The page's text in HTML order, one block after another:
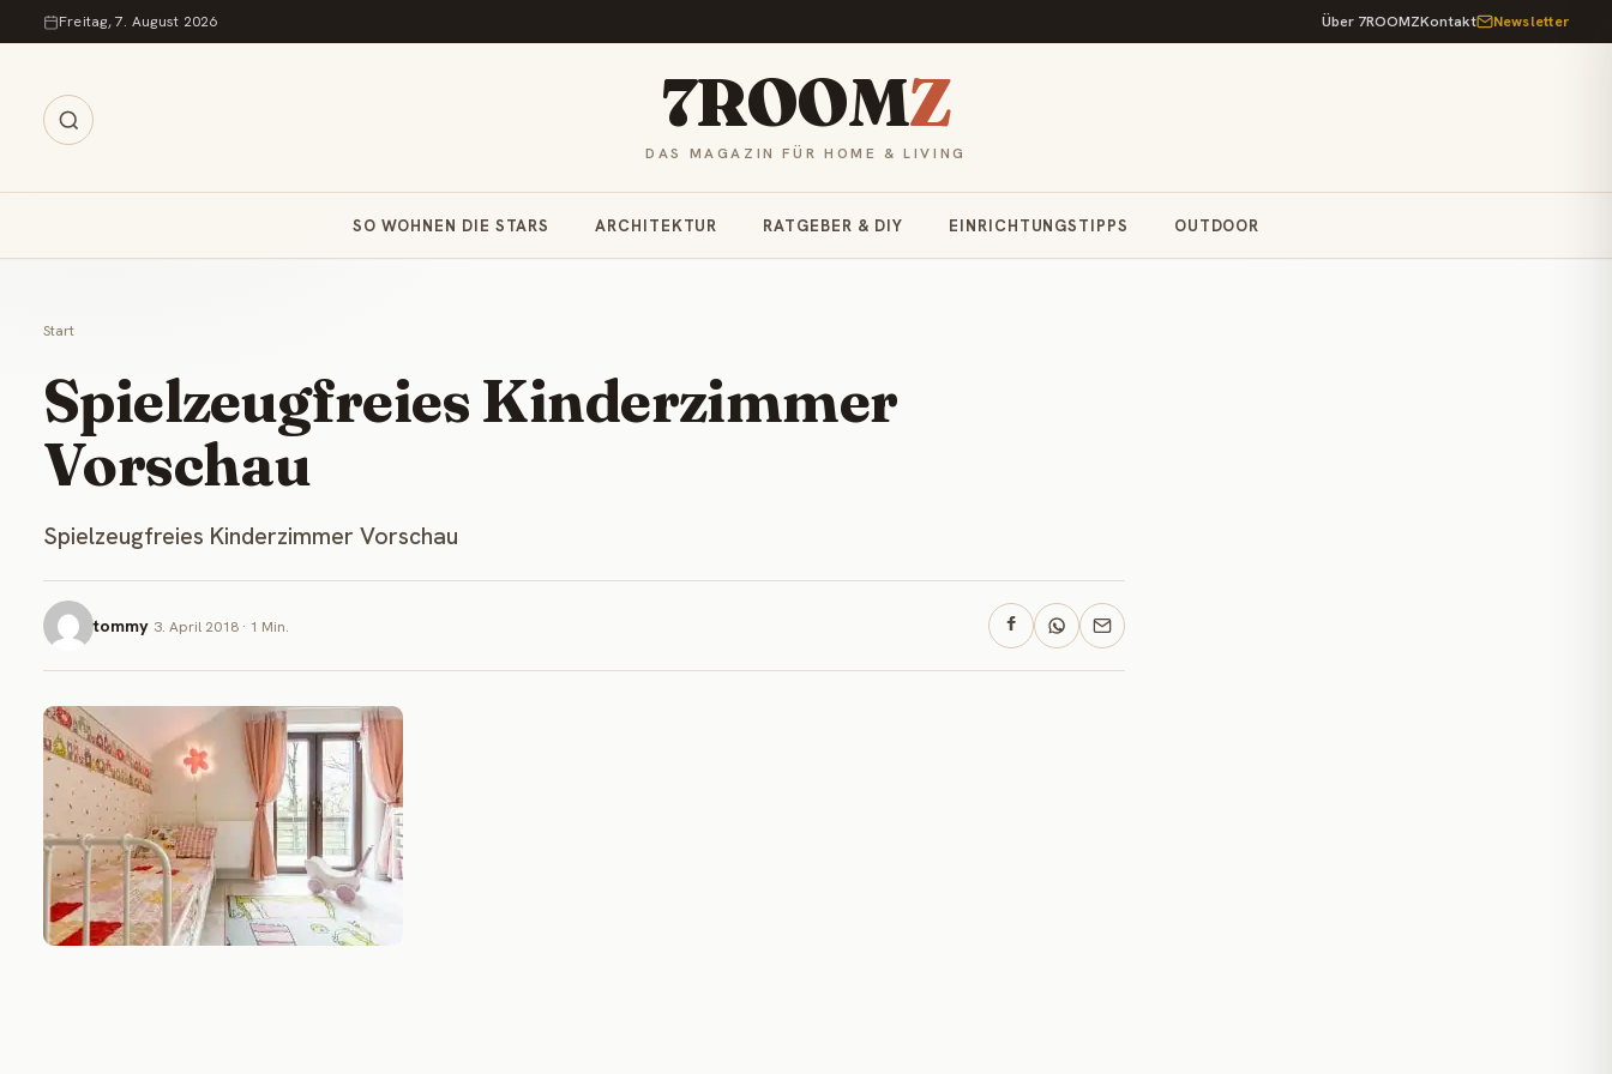
Zum Inhalt springen
Freitag, 7. August 2026 Über 7ROOMZKontakt Newsletter
7ROOMZ
DAS MAGAZIN FÜR HOME & LIVING
SO WOHNEN DIE STARS ARCHITEKTUR RATGEBER & DIY EINRICHTUNGSTIPPS OUTDOOR
Start
Spielzeugfreies Kinderzimmer
Vorschau
Spielzeugfreies Kinderzimmer Vorschau
tommy 3. April 2018 · 1 Min.